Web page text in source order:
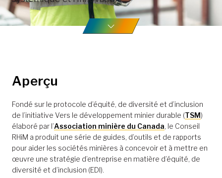
Aperçu
Fondé sur le protocole d’équité, de diversité et d’inclusion
de l’initiative Vers le développement minier durable (TSM)
élaboré par l’Association minière du Canada, le Conseil
RHiM a produit une série de guides, d’outils et de rapports
pour aider les sociétés minières à concevoir et à mettre en
œuvre une stratégie d’entreprise en matière d’équité, de
diversité et d’inclusion (EDI).